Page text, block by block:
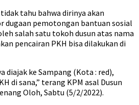
tahu bahwa dirinya akan
dugaan pemotongan bantuan sosial
salah satu tokoh dusun atas nama
pencairan PKH bisa dilakukan di
diajak ke Sampang (Kota : red),
di sana,” terang KPM asal Dusun
Oloh, Sabtu (5/2/2022).